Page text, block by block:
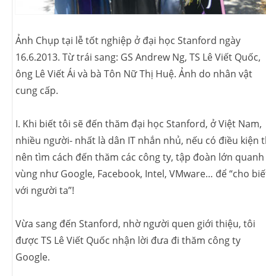
Ảnh Chụp tại lễ tốt nghiệp ở đại học Stanford ngày
16.6.2013. Từ trái sang: GS Andrew Ng, TS Lê Viết Quốc,
ông Lê Viết Ái và bà Tôn Nữ Thị Huệ. Ảnh do nhân vật
cung cấp.
I. Khi biết tôi sẽ đến thăm đại học Stanford, ở Việt Nam,
nhiều người- nhất là dân IT nhắn nhủ, nếu có điều kiện
nên tìm cách đến thăm các công ty, tập đoàn lớn quanh
vùng như Google, Facebook, Intel, VMware… để “cho
với người ta”!
Vừa sang đến Stanford, nhờ người quen giới thiệu, tôi
được TS Lê Viết Quốc nhận lời đưa đi thăm công ty
Google.